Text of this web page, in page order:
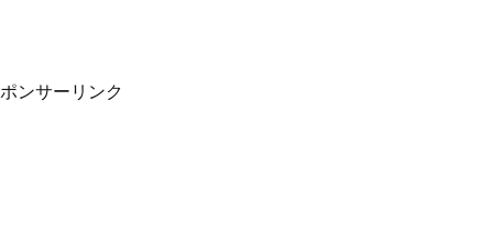
ンサーリンク